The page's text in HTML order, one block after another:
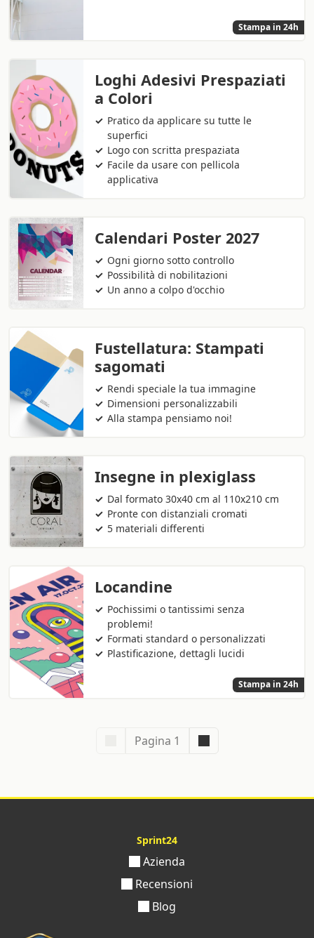
Stampa in 24h
Loghi Adesivi Prespaziati
a Colori
Pratico da applicare su tutte le
superfici
Logo con scritta prespaziata
Facile da usare con pellicola
applicativa
Calendari Poster 2027
Ogni giorno sotto controllo
Possibilità di nobilitazioni
Un anno a colpo d'occhio
Fustellatura: Stampati
sagomati
Rendi speciale la tua immagine
Dimensioni personalizzabili
Alla stampa pensiamo noi!
Insegne in plexiglass
Dal formato 30x40 cm al 110x210 cm
Pronte con distanziali cromati
5 materiali differenti
Locandine
Pochissimi o tantissimi senza
problemi!
Formati standard o personalizzati
Plastificazione, dettagli lucidi
Stampa in 24h
Pagina 1
Sprint24
Azienda
Recensioni
Blog